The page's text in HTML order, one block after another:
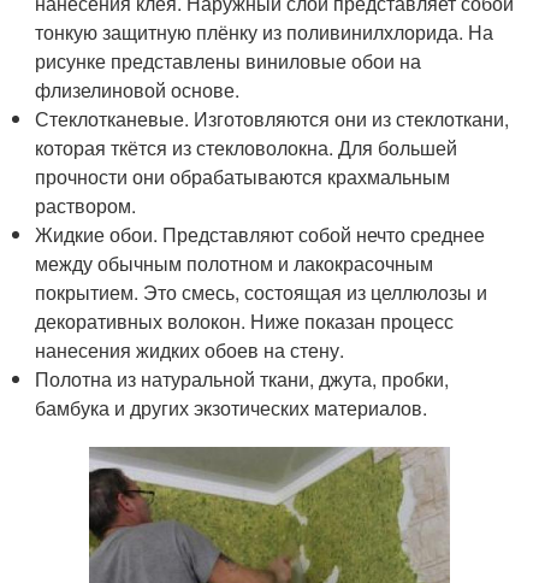
тонкую защитную плёнку из поливинилхлорида. На
рисунке представлены виниловые обои на
флизелиновой основе.
Стеклотканевые. Изготовляются они из стеклоткани,
которая ткётся из стекловолокна. Для большей
прочности они обрабатываются крахмальным
раствором.
Жидкие обои. Представляют собой нечто среднее
между обычным полотном и лакокрасочным
покрытием. Это смесь, состоящая из целлюлозы и
декоративных волокон. Ниже показан процесс
нанесения жидких обоев на стену.
Полотна из натуральной ткани, джута, пробки,
бамбука и других экзотических материалов.